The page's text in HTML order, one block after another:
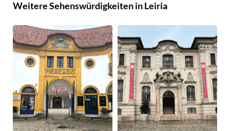
Weitere Sehenswürdigkeiten in Leiria